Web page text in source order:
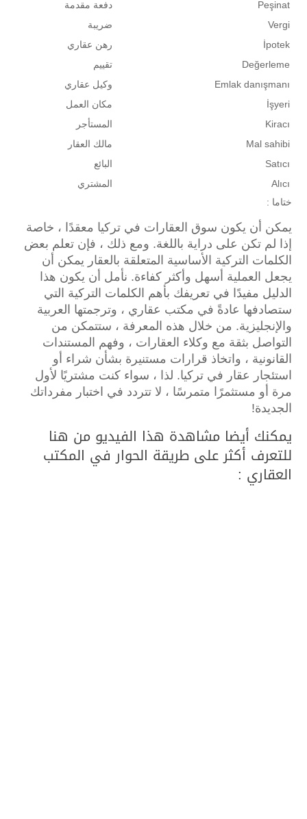
Peşinat
دفعة مقدمة
Vergi
ضريبة
İpotek
رهن عقاري
Değerleme
تقييم
Emlak danışmanı
وكيل عقاري
İşyeri
مكان العمل
Kiracı
المستأجر
Mal sahibi
مالك العقار
Satıcı
البائع
Alıcı
المشتري
ختاما :
يمكن أن يكون سوق العقارات في تركيا معقدًا ، خاصة
إذا لم تكن على دراية باللغة. ومع ذلك ، فإن تعلم بعض
الكلمات التركية الأساسية المتعلقة بالعقار يمكن أن
يجعل العملية أسهل وأكثر كفاءة. نأمل أن يكون هذا
الدليل مفيدًا في تعريفك بأهم الكلمات التركية التي
ستصادفها عادةً في مكتب عقاري ، وترجمتها العربية
والإنجليزية. من خلال هذه المعرفة ، ستتمكن من
التواصل بثقة مع وكلاء العقارات ، وفهم المستندات
القانونية ، واتخاذ قرارات مستنيرة بشأن شراء أو
استئجار عقار في تركيا. لذا ، سواء كنت مشتريًا لأول
مرة أو مستثمرًا متمرسًا ، لا تتردد في اختبار مفرداتك
الجديدة!
يمكنك أيضا مشاهدة هذا الفيديو من هنا
للتعرف أكثر على طريقة الحوار في المكتب
العقاري :